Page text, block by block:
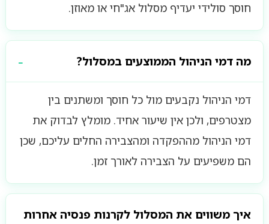
חוסך סולידי יעדיף מסלול אג"חי או מאוזן.
מה דמי הניהול הממוצעים במסלול?
דמי הניהול נקבעים מול כל חוסך ומשתנים בין
מצטרפים, ולכן אין שיעור אחיד. מומלץ לבדוק את
דמי הניהול מההפקדה ומהצבירה החלים עליכם, שכן
הם משפיעים על הצבירה לאורך זמן.
איך משווים את המסלול לקרנות פנסיה אחרות